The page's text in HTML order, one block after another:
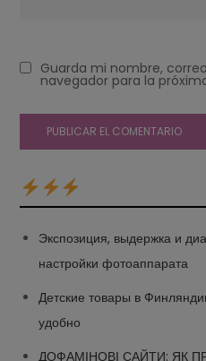
Guarda mi nombre,
navegador para la
Экспозиция, выдержка и
настройки фотоаппарата
Детские товары в
удобно
ДОФАМІНОВІ САЙТИ: ЯК